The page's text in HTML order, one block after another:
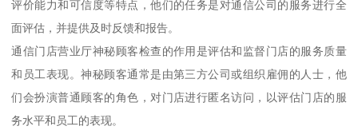
评价能力和可信度等特点，他们的任务是对通信公司的服务进行全
面评估，并提供及时反馈和报告。
通信门店营业厅神秘顾客检查的作用是评估和监督门店的服务质量
和员工表现。神秘顾客通常是由第三方公司或组织雇佣的人士，他
们会扮演普通顾客的角色，对门店进行匿名访问，以评估门店的服
务水平和员工的表现。